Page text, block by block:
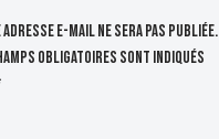
e-mail ne sera pas publiée.
obligatoires sont indiqués